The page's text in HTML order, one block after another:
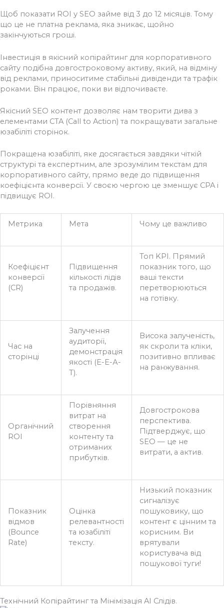
Щоб показати ROI у SEO займе від 3 до 12 місяців. Тому
що це не платна реклама, яка зникає, щойно
закінчуються гроші.
Інвестиція в якісний копірайтинг для корпоративного
сайту подібна довгостроковому активу, який, на відміну
від реклами, приноситиме стабільні дивіденди та трафік
роками. Він працює, поки ви відпочиваєте.
Якісний SEO контент дозволяє нам творити дива з
елементами CTA (Call to Action) та покращувати загальне
юзабіліті сторінок.
Покращена юзабіліті, яке досягається завдяки чіткій
структурі та експертним, але зрозумілим текстам для
корпоративного сайту, прямо веде до підвищення
коефіцієнта конверсії. У своєю чергою це зменшує CPA і
підвищує ROI.
Метрика Мета Чому це важливо
Коефіцієнт
конверсії
(CR)
Підвищення
кількості лідів
та продажів.
Топ KPI. Прямий
показник того, що
ваші тексти
перетворюються
на готівку.
Час на
сторінці
Залучення
аудиторії,
демонстрація
якості (Е-Е-А-
Т).
Висока залученість,
як скроли та кліки,
позитивно впливає
на ранжування.
Органічний
ROI
Порівняння
витрат на
створення
контенту та
отриманих
прибутків.
Довгострокова
перспектива.
Підтверджує, що
SEO — це не
витрати, а актив.
Показник
відмов
(Bounce
Rate)
Оцінка
релевантності
та юзабіліті
тексту.
Низький показник
сигналізує
пошуковику, що
контент є цінним та
корисним. Ви
врятували
користувача від
пошукової туги!
Технічний Копірайтинг та Мінімізація AI Слідів.